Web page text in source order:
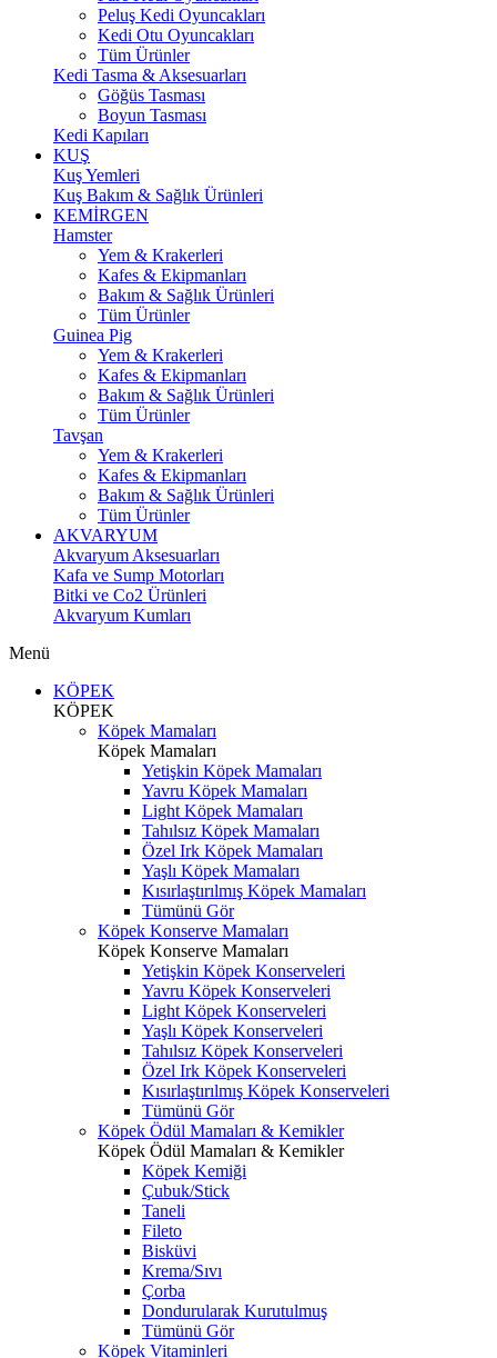
Peluş Kedi Oyuncakları
Kedi Otu Oyuncakları
Tüm Ürünler
Kedi Tasma & Aksesuarları
Göğüs Tasması
Boyun Tasması
Kedi Kapıları
KUŞ
Kuş Yemleri
Kuş Bakım & Sağlık Ürünleri
KEMİRGEN
Hamster
Yem & Krakerleri
Kafes & Ekipmanları
Bakım & Sağlık Ürünleri
Tüm Ürünler
Guinea Pig
Yem & Krakerleri
Kafes & Ekipmanları
Bakım & Sağlık Ürünleri
Tüm Ürünler
Tavşan
Yem & Krakerleri
Kafes & Ekipmanları
Bakım & Sağlık Ürünleri
Tüm Ürünler
AKVARYUM
Akvaryum Aksesuarları
Kafa ve Sump Motorları
Bitki ve Co2 Ürünleri
Akvaryum Kumları
Menü
KÖPEK
KÖPEK
Köpek Mamaları
Köpek Mamaları
Yetişkin Köpek Mamaları
Yavru Köpek Mamaları
Light Köpek Mamaları
Tahılsız Köpek Mamaları
Özel Irk Köpek Mamaları
Yaşlı Köpek Mamaları
Kısırlaştırılmış Köpek Mamaları
Tümünü Gör
Köpek Konserve Mamaları
Köpek Konserve Mamaları
Yetişkin Köpek Konserveleri
Yavru Köpek Konserveleri
Light Köpek Konserveleri
Yaşlı Köpek Konserveleri
Tahılsız Köpek Konserveleri
Özel Irk Köpek Konserveleri
Kısırlaştırılmış Köpek Konserveleri
Tümünü Gör
Köpek Ödül Mamaları & Kemikler
Köpek Ödül Mamaları & Kemikler
Köpek Kemiği
Çubuk/Stick
Taneli
Fileto
Bisküvi
Krema/Sıvı
Çorba
Dondurularak Kurutulmuş
Tümünü Gör
Köpek Vitaminleri